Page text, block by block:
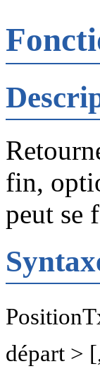
fin,
peut se
départ >